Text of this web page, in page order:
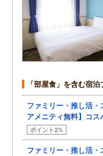
「部屋食」を含む宿泊
ファミリー・推し活・
アメニティ無料】コス
ポイント2%
ファミリー・推し活・